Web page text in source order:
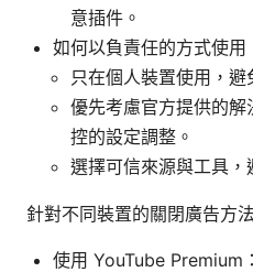
意插件。
如何以負責任的方式使用
只在個人裝置使用，避
優先考慮官方提供的
控的設定調整。
選擇可信來源與工具，
針對不同裝置的關閉廣告方
使用 YouTube Premium